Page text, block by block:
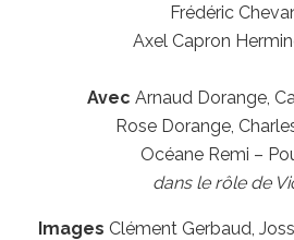
Frédéric
Axel Capron
Avec Arnaud Dorange,
Rose Dorange,
Océane Remi –
dans le rôle de
Images Clément Gerbaud,